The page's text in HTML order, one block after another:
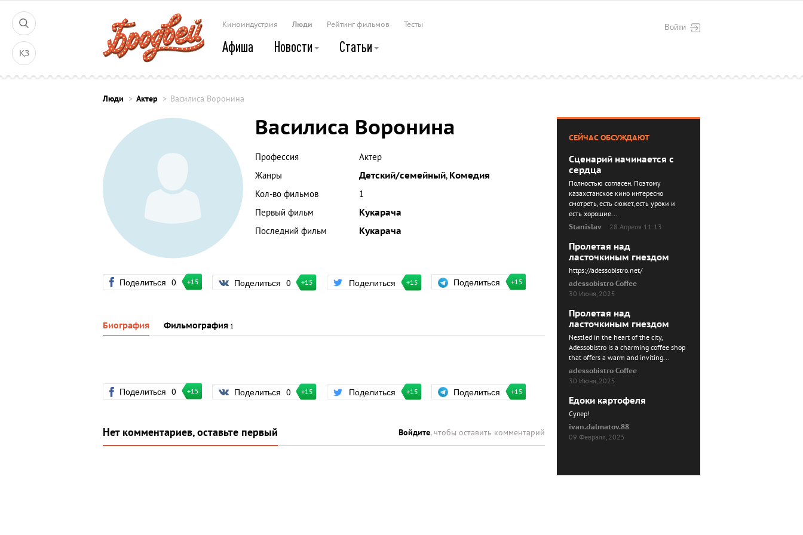
ҚЗ
Войти
Киноиндустрия Люди Рейтинг фильмов Тесты
Афиша Новости Статьи
Люди Актер Василиса Воронина
Василиса Воронина
Профессия
Актер
Жанры
Детский/семейный, Комедия
Кол-во фильмов
1
Первый фильм
Кукарача
Последний фильм
Кукарача
Поделиться 0 +15 Поделиться 0 +15 Поделиться +15 Поделиться +15
Биография Фильмография 1
Поделиться 0 +15 Поделиться 0 +15 Поделиться +15 Поделиться +15
Нет комментариев, оставьте первый Войдите, чтобы оставить комментарий
СЕЙЧАС ОБСУЖДАЮТ
Сценарий начинается с
сердца
Полностью согласен. Поэтому
казахстанское кино интересно
смотреть, есть сюжет, есть уроки и
есть хорошие...
Stanislav
28 Апреля 11:13
Пролетая над
ласточкиным гнездом
https://adessobistro.net/
adessobistro Coffee
30 Июня, 2025
Пролетая над
ласточкиным гнездом
Nestled in the heart of the city,
Adessobistro is a charming coffee shop
that offers a warm and inviting...
adessobistro Coffee
30 Июня, 2025
Едоки картофеля
Cупер!
ivan.dalmatov.88
09 Февраля, 2025